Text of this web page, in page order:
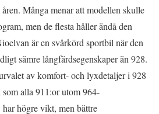
Många menar att modellen skulle
men de flesta håller ändå den
är en svårkörd sportbil när den
sämre långfärdsegenskaper än 928.
av komfort- och lyxdetaljer i 928
alla 911:or utom 964-
högre vikt, men bättre